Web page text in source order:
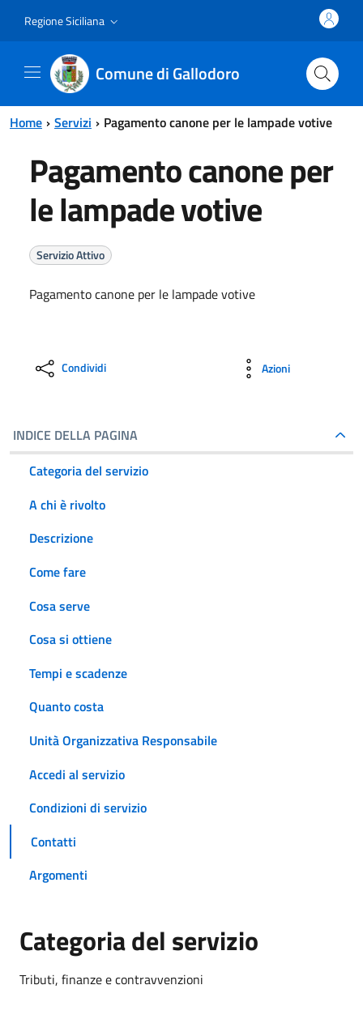
Regione Siciliana
Comune di Gallodoro
Home Servizi Pagamento canone per le lampade votive
Pagamento canone per
le lampade votive
Servizio Attivo
Pagamento canone per le lampade votive
Condividi Azioni
INDICE DELLA PAGINA
Categoria del servizio
A chi è rivolto
Descrizione
Come fare
Cosa serve
Cosa si ottiene
Tempi e scadenze
Quanto costa
Unità Organizzativa Responsabile
Accedi al servizio
Condizioni di servizio
Contatti
Argomenti
Categoria del servizio
Tributi, finanze e contravvenzioni